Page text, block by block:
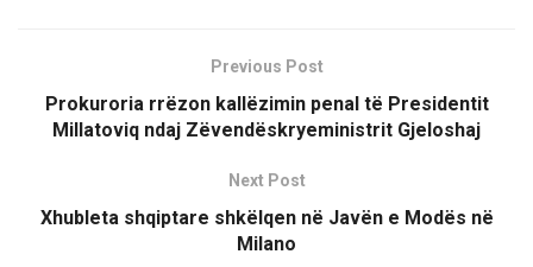
Previous Post
Prokuroria rrëzon kallëzimin penal të Presidentit
Millatoviq ndaj Zëvendëskryeministrit Gjeloshaj
Next Post
Xhubleta shqiptare shkëlqen në Javën e Modës në
Milano